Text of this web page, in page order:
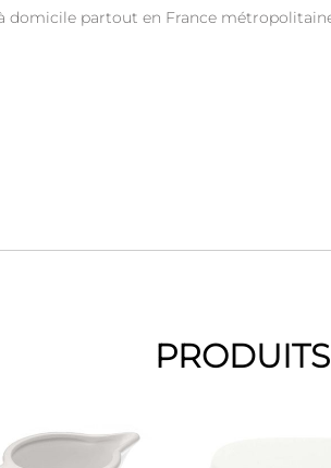
domicile partout en France